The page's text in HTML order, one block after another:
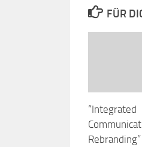
FÜR
“Integrated